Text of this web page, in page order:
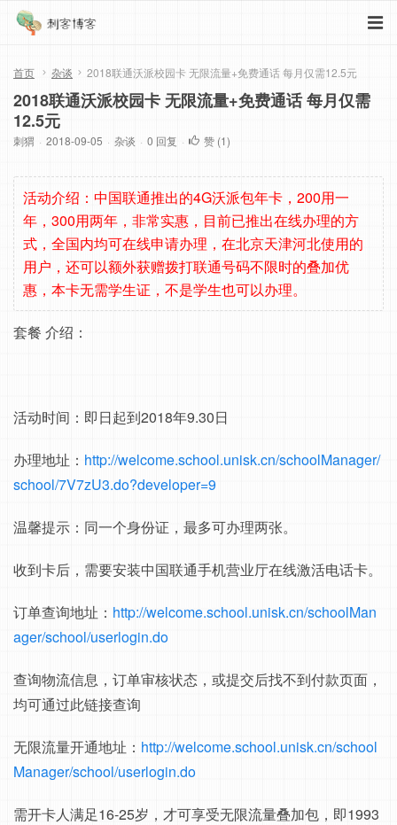
首页 杂谈 2018联通沃派校园卡 无限流量+免费通话 每月仅需12.5元
2018联通沃派校园卡 无限流量+免费通话 每月仅需
12.5元
刺猬 · 2018-09-05 · 杂谈 · 0 回复 · 赞 (1)
活动介绍：中国联通推出的4G沃派包年卡，200用一
年，300用两年，非常实惠，目前已推出在线办理的方
式，全国内均可在线申请办理，在北京天津河北使用的
用户，还可以额外获赠拨打联通号码不限时的叠加优
惠，本卡无需学生证，不是学生也可以办理。
套餐 介绍：
活动时间：即日起到2018年9.30日
办理地址： http://welcome.school.unisk.cn/schoolManager/
school/7V7zU3.do?developer=9
温馨提示：同一个身份证，最多可办理两张。
收到卡后，需要安装中国联通手机营业厅在线激活电话卡。
订单查询地址： http://welcome.school.unisk.cn/schoolMan
ager/school/userlogin.do
查询物流信息，订单审核状态，或提交后找不到付款页面，
均可通过此链接查询
无限流量开通地址： http://welcome.school.unisk.cn/school
Manager/school/userlogin.do
需开卡人满足16-25岁，才可享受无限流量叠加包，即1993